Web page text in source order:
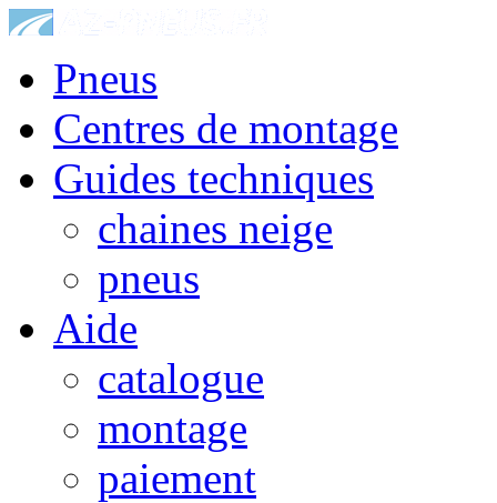
Pneus
Centres de montage
Guides techniques
chaines neige
pneus
Aide
catalogue
montage
paiement